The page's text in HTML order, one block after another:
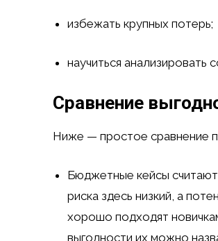
избежать крупных потерь;
научиться анализировать
Сравнение
Ниже — простое сравнение
Бюджетные кейсы
риска здесь низкий, а
хорошо подходят
выгодности их можно